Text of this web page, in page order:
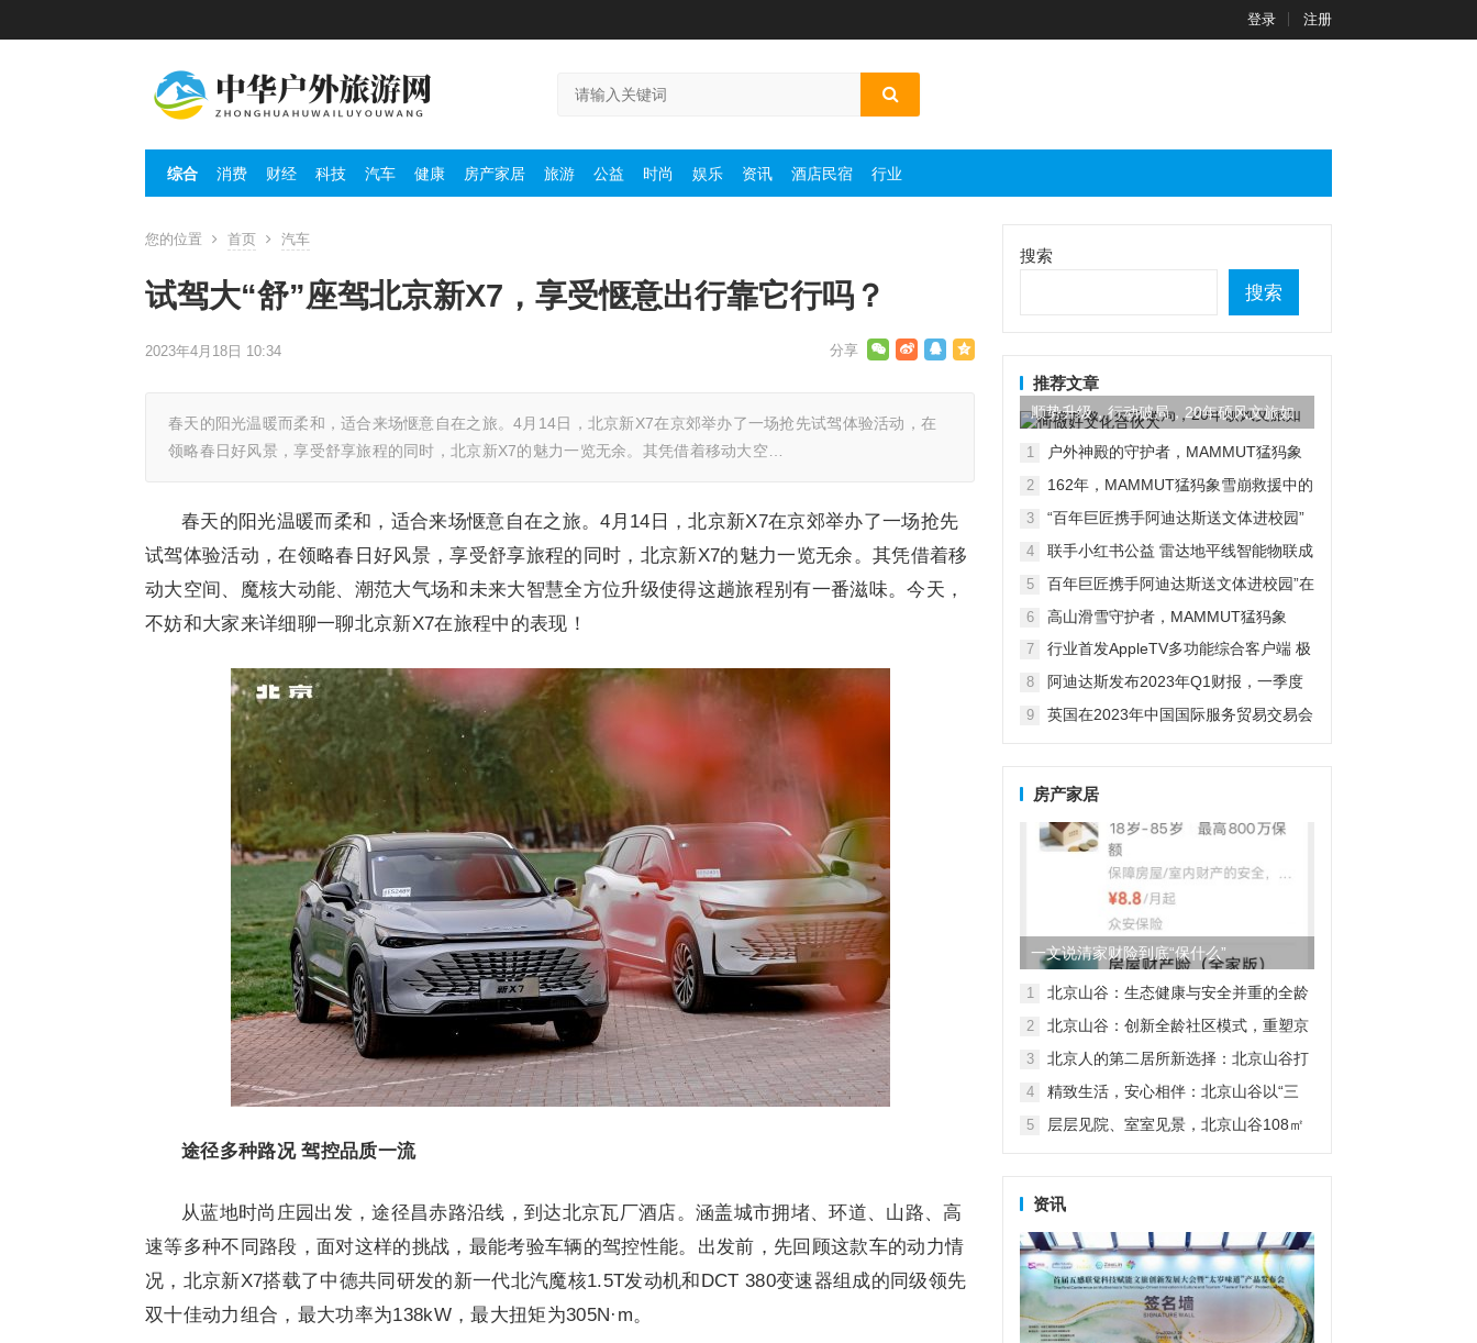
登录 注册
综合 消费 财经 科技 汽车 健康 房产家居 旅游 公益 时尚 娱乐 资讯 酒店民宿 行业
您的位置 首页 汽车
试驾大“舒”座驾北京新X7，享受惬意出行靠它行吗？
2023年4月18日 10:34
春天的阳光温暖而柔和，适合来场惬意自在之旅。4月14日，北京新X7在京郊举办了一场抢先试驾体验活动，在
领略春日好风景，享受舒享旅程的同时，北京新X7的魅力一览无余。其凭借着移动大空…
春天的阳光温暖而柔和，适合来场惬意自在之旅。4月14日，北京新X7在京郊举办了一场抢先
试驾体验活动，在领略春日好风景，享受舒享旅程的同时，北京新X7的魅力一览无余。其凭借着移
动大空间、魔核大动能、潮范大气场和未来大智慧全方位升级使得这趟旅程别有一番滋味。今天，
不妨和大家来详细聊一聊北京新X7在旅程中的表现！
途径多种路况 驾控品质一流
从蓝地时尚庄园出发，途径昌赤路沿线，到达北京瓦厂酒店。涵盖城市拥堵、环道、山路、高
速等多种不同路段，面对这样的挑战，最能考验车辆的驾控性能。出发前，先回顾这款车的动力情
况，北京新X7搭载了中德共同研发的新一代北汽魔核1.5T发动机和DCT 380变速器组成的同级领先
双十佳动力组合，最大功率为138kW，最大扭矩为305N·m。
搜索
搜索
推荐文章
顺势升级，行动破局，20年硕风文旅如
何做好文化合伙人
1
户外神殿的守护者，MAMMUT猛犸象
2
162年，MAMMUT猛犸象雪崩救援中的
3
“百年巨匠携手阿迪达斯送文体进校园”
4
联手小红书公益 雷达地平线智能物联成
5
百年巨匠携手阿迪达斯送文体进校园”在
6 高山滑雪守护者，MAMMUT猛犸象
7
行业首发AppleTV多功能综合客户端 极
8
阿迪达斯发布2023年Q1财报，一季度
9
英国在2023年中国国际服务贸易交易会
房产家居
一文说清家财险到底“保什么”
1
北京山谷：生态健康与安全并重的全龄
2
北京山谷：创新全龄社区模式，重塑京
3
北京人的第二居所新选择：北京山谷打
4
精致生活，安心相伴：北京山谷以“三
5
层层见院、室室见景，北京山谷108㎡
资讯